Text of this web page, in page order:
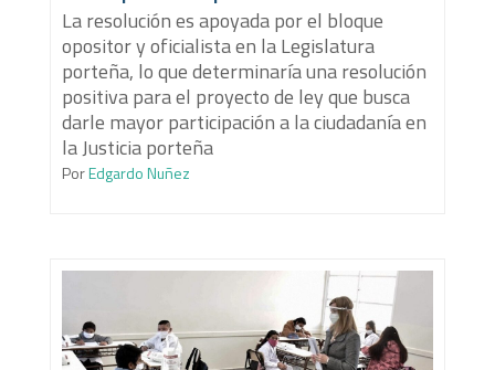
La resolución es apoyada por el bloque
opositor y oficialista en la Legislatura
porteña, lo que determinaría una resolución
positiva para el proyecto de ley que busca
darle mayor participación a la ciudadanía en
la Justicia porteña
PorEdgardo Nuñez